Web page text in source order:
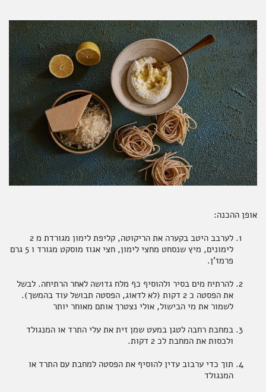
אופן ההכנה:
לערבב היטב בקערה את הריקוטה, קליפת לימון מגורדת מ 2
לימונים, מיץ שנסחט מחצי לימון, חצי אגוז מוסקט מגורד ו 5 גרם
פרמז'ן.
להרתיח מים בסיר ולהוסיף כף מלח גדושה לאחר הרתיחה. לבשל
את הפסטה כ 2 דקות (לא לדאוג, הפסטה תבושל עוד בהמשך).
לשמור את מי הבישול, אולי נצטרך אותם מאוחר יותר
במחבת רחבה לטגן במעט שמן זית את עלי התרד או המנגולד
ולכסות את המחבת לכ 2 דקות.
תוך כדי ערבוב עדין להוסיף את הפסטה למחבת עם התרד או
המנגולד